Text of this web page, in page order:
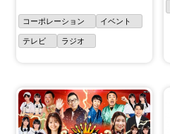
コーポレーション イベント
テレビ ラジオ